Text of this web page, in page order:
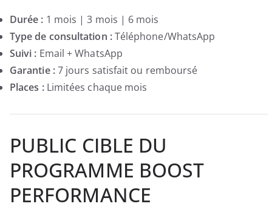
Durée : 1 mois | 3 mois | 6 mois
Type de consultation :Téléphone/WhatsApp
Suivi : Email + WhatsApp
Garantie :7 jours satisfait ou remboursé
Places :Limitées chaque mois
PUBLIC CIBLE DU
PROGRAMME BOOST
PERFORMANCE